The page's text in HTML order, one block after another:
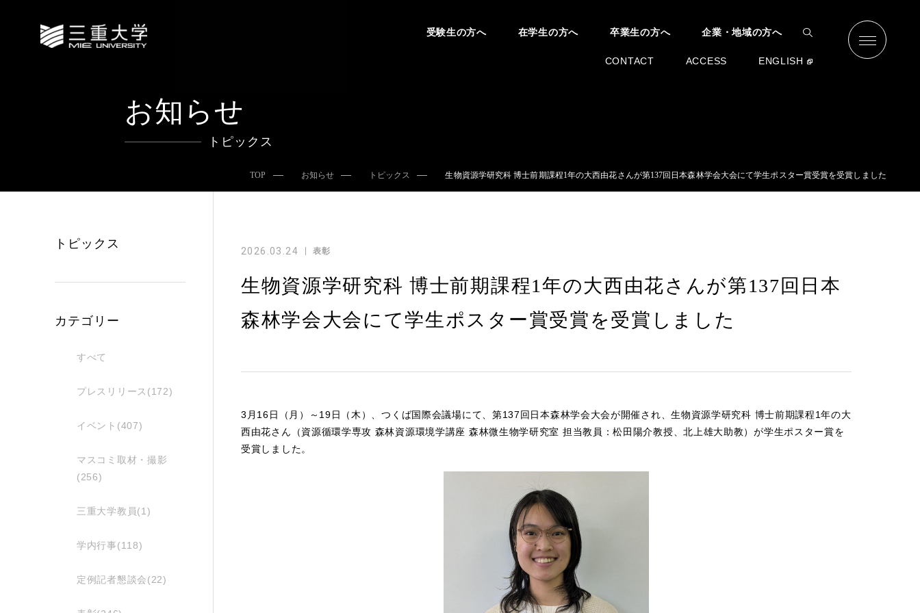
受験生の方へ 在学生の方へ 卒業生の方へ 企業・地域の方へ
CONTACT ACCESS ENGLISH
お知らせ
トピックス
TOP お知らせ トピックス 生物資源学研究科 博士前期課程1年の大西由花さんが第137回日本森林学会大会にて学生ポスター賞受賞を受賞しました
2026.03.24 表彰
生物資源学研究科 博士前期課程1年の大西由花さんが第137回日本
森林学会大会にて学生ポスター賞受賞を受賞しました
3月16日（月）～19日（木）、つくば国際会議場にて、第137回日本森林学会大会が開催され、生物資源学研究科 博士前期課程1年の大
西由花さん（資源循環学専攻 森林資源環境学講座 森林微生物学研究室 担当教員：松田陽介教授、北上雄大助教）が学生ポスター賞を
受賞しました。
トピックス
カテゴリー
すべて
プレスリリース(172)
イベント(407)
マスコミ取材・撮影
(256)
三重大学教員(1)
学内行事(118)
定例記者懇談会(22)